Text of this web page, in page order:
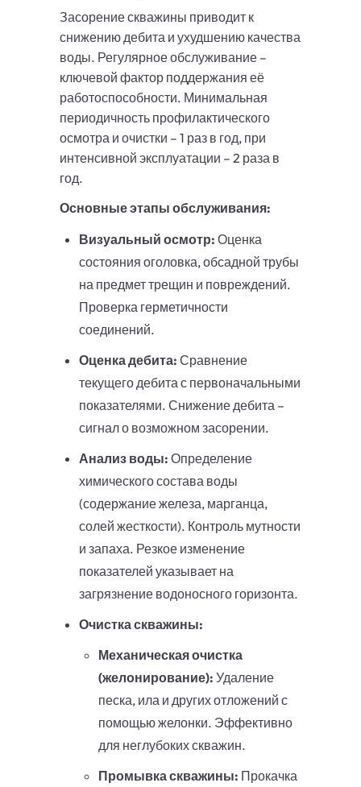
Засорение скважины приводит к
снижению дебита и ухудшению качества
воды. Регулярное обслуживание –
ключевой фактор поддержания её
работоспособности. Минимальная
периодичность профилактического
осмотра и очистки – 1 раз в год, при
интенсивной эксплуатации – 2 раза в
год.
Основные этапы обслуживания:
Визуальный осмотр: Оценка
состояния оголовка, обсадной трубы
на предмет трещин и повреждений.
Проверка герметичности
соединений.
Оценка дебита: Сравнение
текущего дебита с первоначальными
показателями. Снижение дебита –
сигнал о возможном засорении.
Анализ воды: Определение
химического состава воды
(содержание железа, марганца,
солей жесткости). Контроль мутности
и запаха. Резкое изменение
показателей указывает на
загрязнение водоносного горизонта.
Очистка скважины:
Механическая очистка
(желонирование): Удаление
песка, ила и других отложений с
помощью желонки. Эффективно
для неглубоких скважин.
Промывка скважины: Прокачка